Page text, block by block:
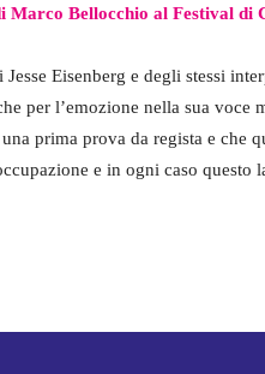
Marco Bellocchio al Festival di
Eisenberg e degli stessi
per l’emozione nella sua voce
prima prova da regista e che
e in ogni caso questo